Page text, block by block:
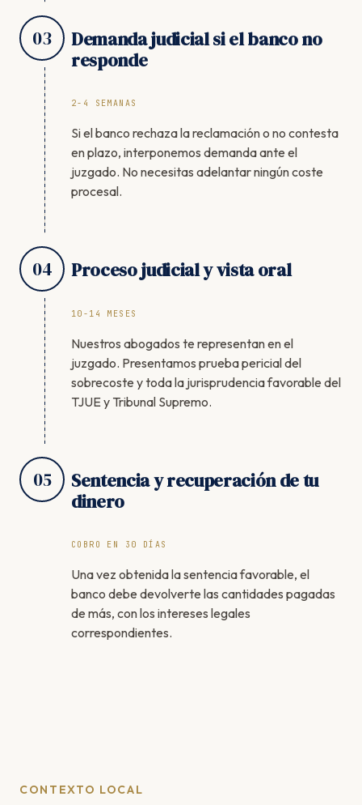
03
Demanda judicial si el banco no
responde
2-4 SEMANAS
Si el banco rechaza la reclamación o no contesta
en plazo, interponemos demanda ante el
juzgado. No necesitas adelantar ningún coste
procesal.
04 Proceso judicial y vista oral
10-14 MESES
Nuestros abogados te representan en el
juzgado. Presentamos prueba pericial del
sobrecoste y toda la jurisprudencia favorable del
TJUE y Tribunal Supremo.
05
Sentencia y recuperación de tu
dinero
COBRO EN 30 DÍAS
Una vez obtenida la sentencia favorable, el
banco debe devolverte las cantidades pagadas
de más, con los intereses legales
correspondientes.
CONTEXTO LOCAL